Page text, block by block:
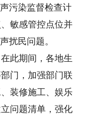
污染监督检查计
敏感管控点位并
扰民问题。
此期间，各地生
门，加强部门联
装修施工、娱乐
问题清单，强化